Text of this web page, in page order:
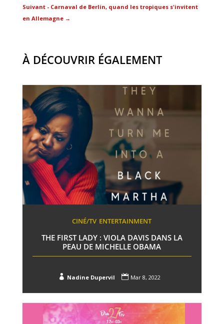
Suivant - Carnaval de Berlin, quand les tropiques s'invitent
en Allemagne→
À DÉCOUVRIR ÉGALEMENT
CINÉ/TV ENTERTAINMENT
THE FIRST LADY : VIOLA DAVIS DANS LA
PEAU DE MICHELLE OBAMA
 Nadine Dupervil  Mar 8, 2022